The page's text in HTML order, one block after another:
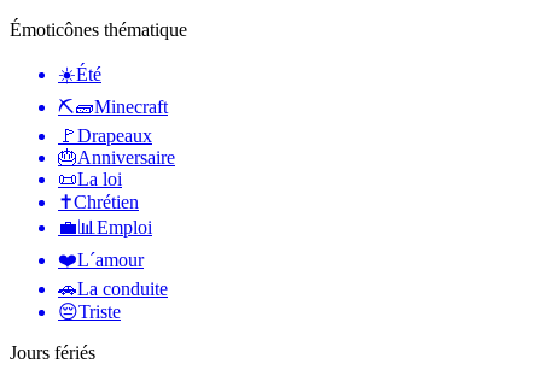
Émoticônes thématique
☀️Été
⛏🧱Minecraft
🚩Drapeaux
🎂Anniversaire
📜La loi
✝️Chrétien
💼📊 Emploi
❤️L´amour
🚗La conduite
😔Triste
Jours fériés